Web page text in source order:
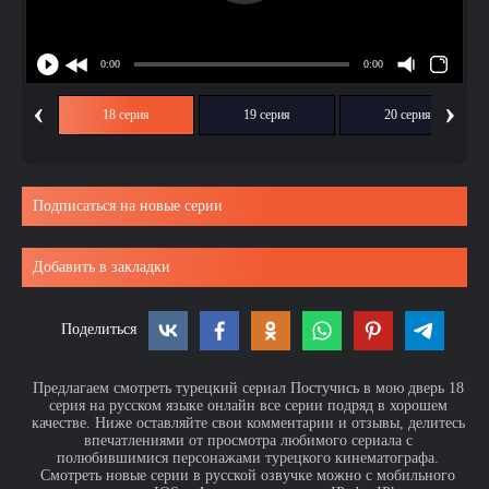
‹ 18 серия 19 серия 20 серия ›
Подписаться на новые серии
Добавить в закладки
Поделиться
Предлагаем смотреть турецкий сериал Постучись в мою дверь 18
серия на русском языке онлайн все серии подряд в хорошем
качестве. Ниже оставляйте свои комментарии и отзывы, делитесь
впечатлениями от просмотра любимого сериала с
полюбившимися персонажами турецкого кинематографа.
Смотреть новые серии в русской озвучке можно с мобильного